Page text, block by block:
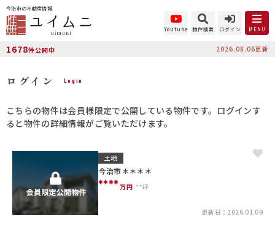
今治市の不動産情報
Youtube 物件検索 ログイン MENU
1678件公開中 2026.08.06更新
ログイン Login
こちらの物件は会員様限定で公開している物件です。ログインす
ると物件の詳細情報がご覧いただけます。
土地
今治市＊＊＊＊
****万円 **坪
更新日：2026.01.09